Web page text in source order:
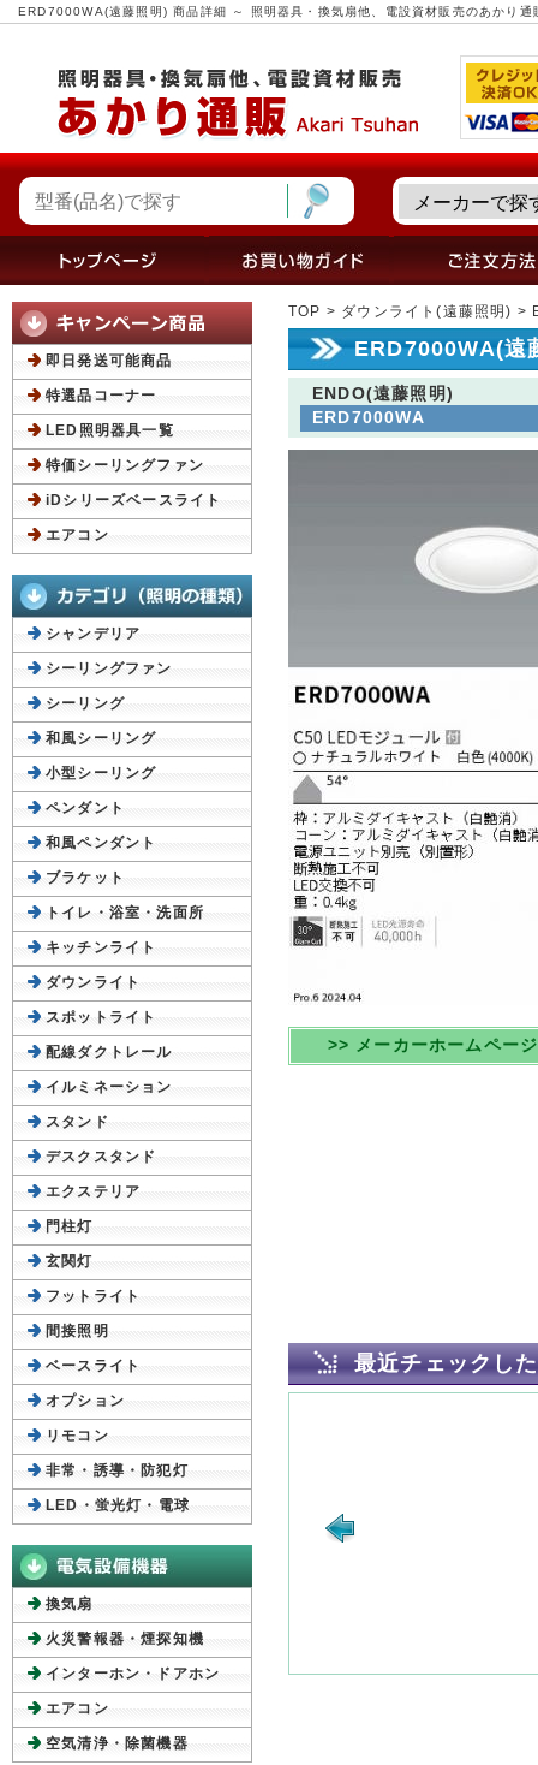
ERD7000WA(遠藤照明) 商品詳細 ～ 照明器具・換気扇他、電設資材販売のあかり通
TOP > ダウンライト(遠藤照明) >
ERD7000WA(遠
ENDO(遠藤照明)
ERD7000WA
>> メーカーホームペー
最近チェックし
即日発送可能商品
特選品コーナー
LED照明器具一覧
特価シーリングファン
iDシリーズベースライト
エアコン
シャンデリア
シーリングファン
シーリング
和風シーリング
小型シーリング
ペンダント
和風ペンダント
ブラケット
トイレ・浴室・洗面所
キッチンライト
ダウンライト
スポットライト
配線ダクトレール
イルミネーション
スタンド
デスクスタンド
エクステリア
門柱灯
玄関灯
フットライト
間接照明
ベースライト
オプション
リモコン
非常・誘導・防犯灯
LED・蛍光灯・電球
換気扇
火災警報器・煙探知機
インターホン・ドアホン
エアコン
空気清浄・除菌機器